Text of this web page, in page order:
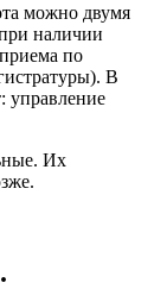
можно двумя
наличии
по
В
управление
Их